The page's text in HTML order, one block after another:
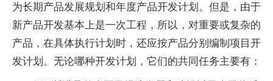
为长期产品发展规划和年度产品开发计划。但是，由于
新产品开发基本上是一次工程，所以，对重要或复杂的
产品，在具体执行计划时，还应按产品分别编制项目开
发计划。无论哪种开发计划，它们的共同任务主要有：